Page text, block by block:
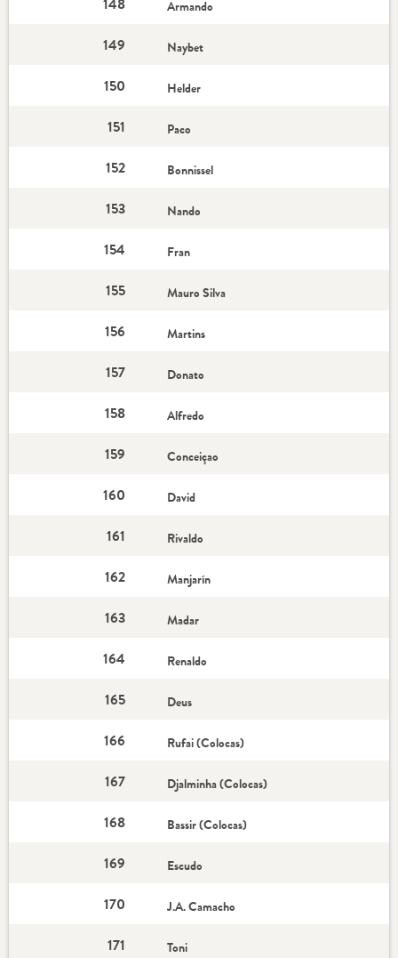
148 Armando
149 Naybet
150 Helder
151 Paco
152 Bonnissel
153 Nando
154 Fran
155 Mauro Silva
156 Martins
157 Donato
158 Alfredo
159 Conceiçao
160 David
161 Rivaldo
162 Manjarín
163 Madar
164 Renaldo
165 Deus
166 Rufai (Colocas)
167 Djalminha (Colocas)
168 Bassir (Colocas)
169 Escudo
170 J.A. Camacho
171 Toni